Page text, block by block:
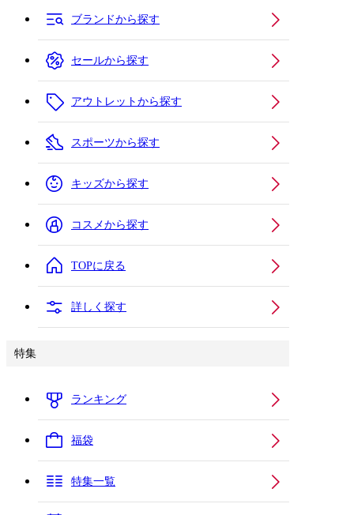
ブランドから探す
セールから探す
アウトレットから探す
スポーツから探す
キッズから探す
コスメから探す
TOPに戻る
詳しく探す
特集
ランキング
福袋
特集一覧